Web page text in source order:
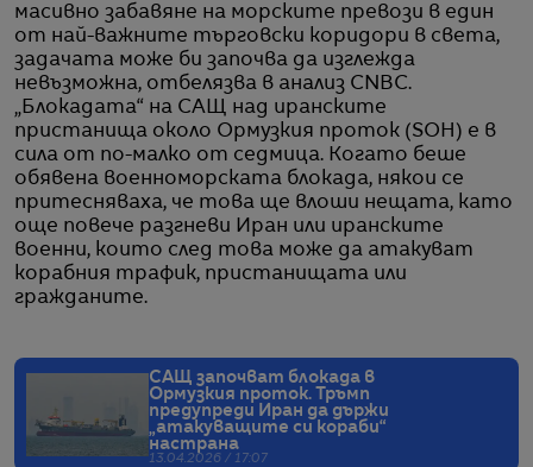
масивно забавяне на морските превози в един
от най-важните търговски коридори в света,
задачата може би започва да изглежда
невъзможна, отбелязва в анализ CNBC.
„Блокадата“ на САЩ над иранските
пристанища около Ормузкия проток (SOH) е в
сила от по-малко от седмица. Когато беше
обявена военноморската блокада, някои се
притесняваха, че това ще влоши нещата, като
още повече разгневи Иран или иранските
военни, които след това може да атакуват
корабния трафик, пристанищата или
гражданите.
САЩ започват блокада в
Ормузкия проток. Тръмп
предупреди Иран да държи
„атакуващите си кораби“
настрана
13.04.2026 / 17:07